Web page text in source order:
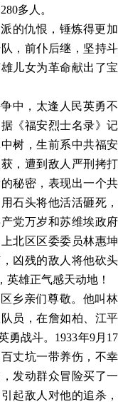
多人。
的仇恨，锤炼得更加
，前仆后继，坚持斗
儿女为革命献出了宝
中，太逢人民英勇不
《福安烈士名录》记
树，生前系中共福安
，遭到敌人严刑拷打
秘密，表现出一个共
石头将他活活砸死，
党万岁和苏维埃政府
北区区委委员林惠坤
凶残的敌人将他砍头
英雄正气感天动地！
乡亲们尊敬。他叫林
员，在詹如柏、江平
勇战斗。1933年9月17
丈坑一带养伤，不幸
发动群众冒险买了一
起敌人对他的追杀，